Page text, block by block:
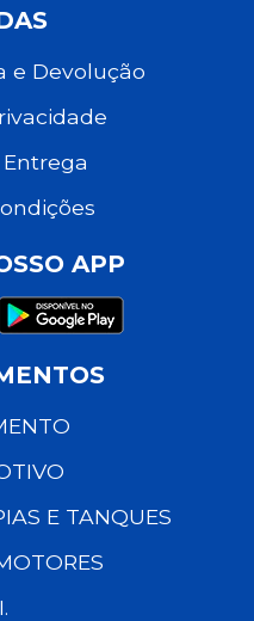
e Devolução
APP
E TANQUES